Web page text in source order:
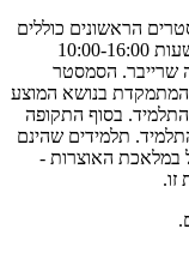
הראשונים כוללים
לימודים עיוניים, והם מתקיימים בימי ג' בשעות 10:00-16:00
שרייבר. הסמסטר
המתמקדת בנושא המוצע
התלמיד. בסוף התקופה
תלמידים שהינם
במלאכת האוצרות -